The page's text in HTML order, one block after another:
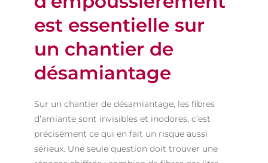
est essentielle sur
un chantier de
désamiantage
Sur un chantier de désamiantage, les fibres
d’amiante sont invisibles et inodores, c’est
précisément ce qui en fait un risque aussi
sérieux. Une seule question doit trouver une